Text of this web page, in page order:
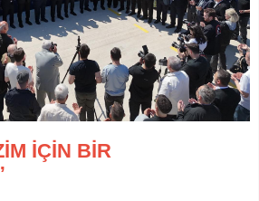
İÇİN BİR